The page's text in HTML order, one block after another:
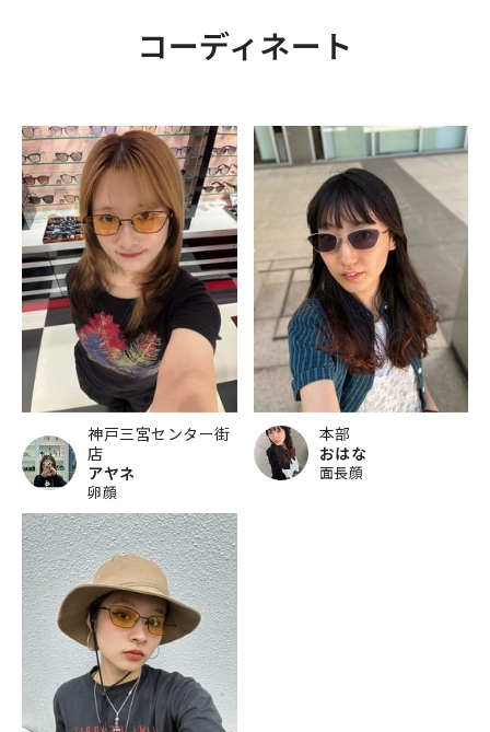
コーディネート
神戸三宮センター街
店
アヤネ
卵顔
本部
おはな
面長顔